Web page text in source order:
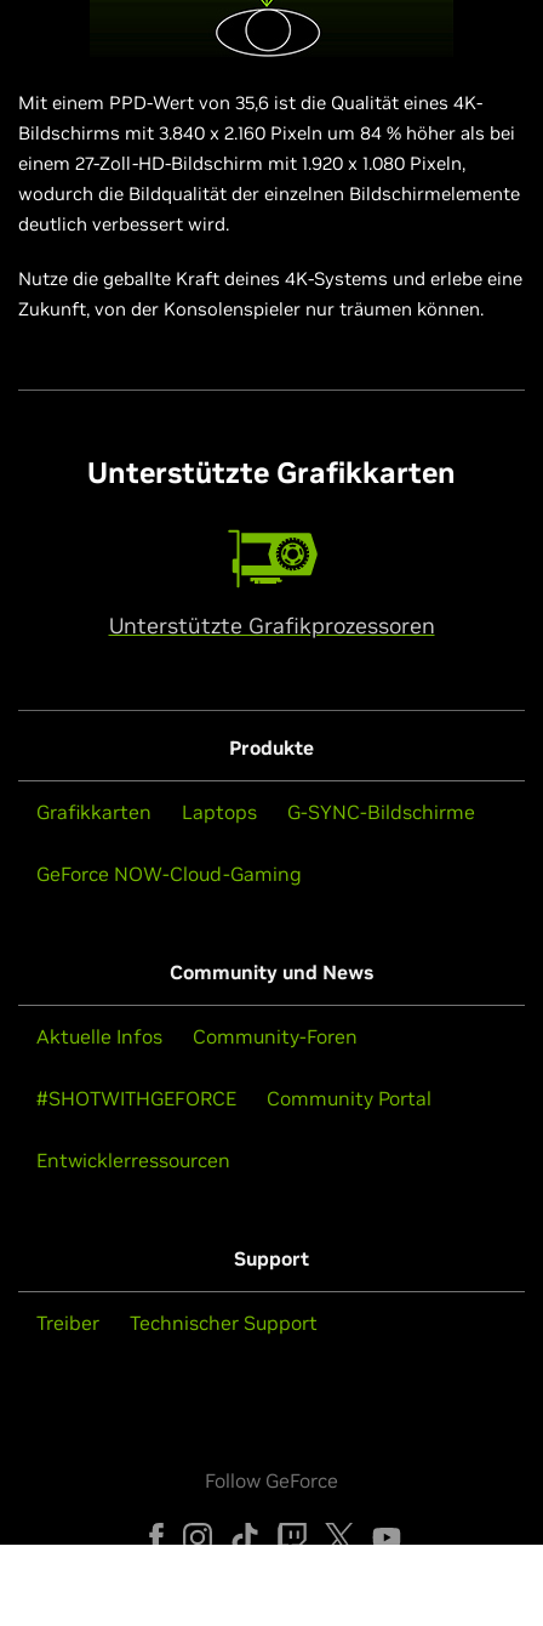
Mit einem PPD-Wert von 35,6 ist die Qualität eines 4K-
Bildschirms mit 3.840 x 2.160 Pixeln um 84 % höher als bei
einem 27-Zoll-HD-Bildschirm mit 1.920 x 1.080 Pixeln,
wodurch die Bildqualität der einzelnen Bildschirmelemente
deutlich verbessert wird.
Nutze die geballte Kraft deines 4K-Systems und erlebe eine
Zukunft, von der Konsolenspieler nur träumen können.
Unterstützte Grafikkarten
Unterstützte Grafikprozessoren
Produkte
Grafikkarten Laptops G-SYNC-Bildschirme
GeForce NOW-Cloud-Gaming
Community und News
Aktuelle Infos Community-Foren
#SHOTWITHGEFORCE Community Portal
Entwicklerressourcen
Support
Treiber Technischer Support
Follow GeForce